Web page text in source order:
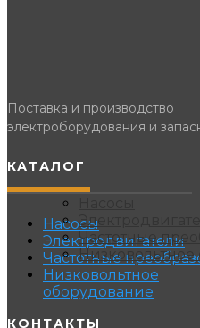
Частотные
Низковольтное
Поставка и производство
электроборудования и
КАТАЛОГ
Насосы
Электродвигатели
Частотные
Низковольтное
оборудование
КОНТАКТЫ